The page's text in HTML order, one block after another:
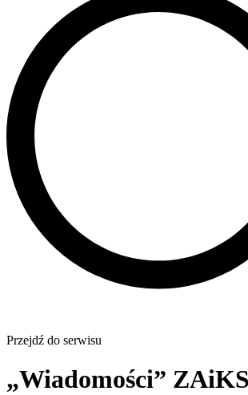
Przejdź do serwisu
„Wiadomości”